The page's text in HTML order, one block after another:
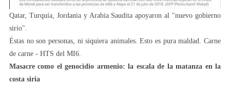
Qatar, Turquía, Jordania y Arabia Saudita apoyaron al "nuevo gobierno
sirio".
Éstas no son personas, ni siquiera animales. Esto es pura maldad. Carne
de carne - HTS del MI6.
Masacre como el genocidio armenio: la escala de la matanza en la
costa siria